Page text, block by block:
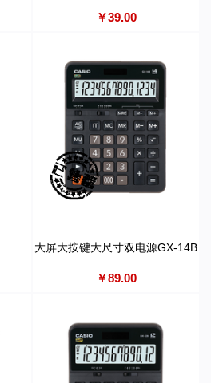
￥39.00
大屏大按键大尺寸双电源GX-14B
￥89.00